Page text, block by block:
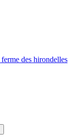
des hirondelles